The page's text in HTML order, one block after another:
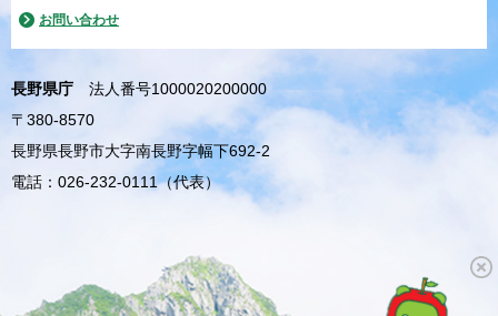
お問い合わせ
長野県庁
法人番号1000020200000
〒380-8570
長野県長野市大字南長野字幅下692-2
電話：026-232-0111（代表）